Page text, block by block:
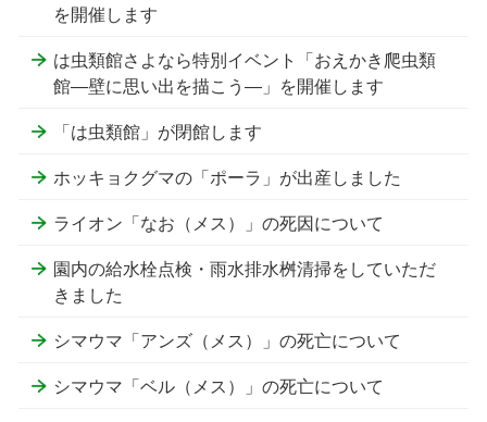
を開催します
は虫類館さよなら特別イベント「おえかき爬虫類
館―壁に思い出を描こう―」を開催します
「は虫類館」が閉館します
ホッキョクグマの「ポーラ」が出産しました
ライオン「なお（メス）」の死因について
園内の給水栓点検・雨水排水桝清掃をしていただ
きました
シマウマ「アンズ（メス）」の死亡について
シマウマ「ベル（メス）」の死亡について